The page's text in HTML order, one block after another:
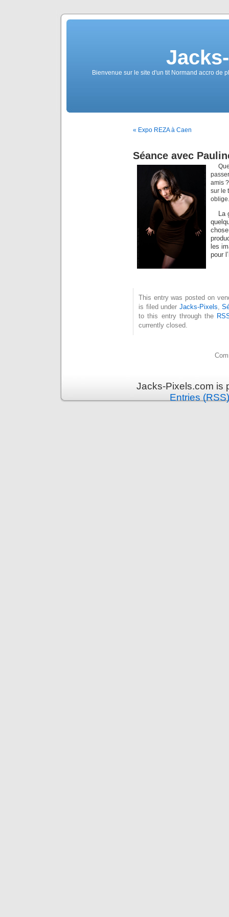
Bienvenue sur le site d'un tit Normand accro de
« Expo REZA à Caen
Séance avec
amis
sur le
oblige.
les
pour
This entry was posted on
is filed under Jacks-Pixels,
to this entry through the
currently closed.
Jacks-Pixels.com is
Entries (RSS)